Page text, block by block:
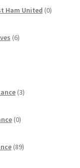
Ham United 0izdelkov
6izdelkov
3izdelki
0izdelkov
89izdelkov